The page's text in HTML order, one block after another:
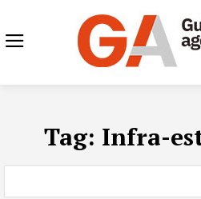
Tag: Infra-